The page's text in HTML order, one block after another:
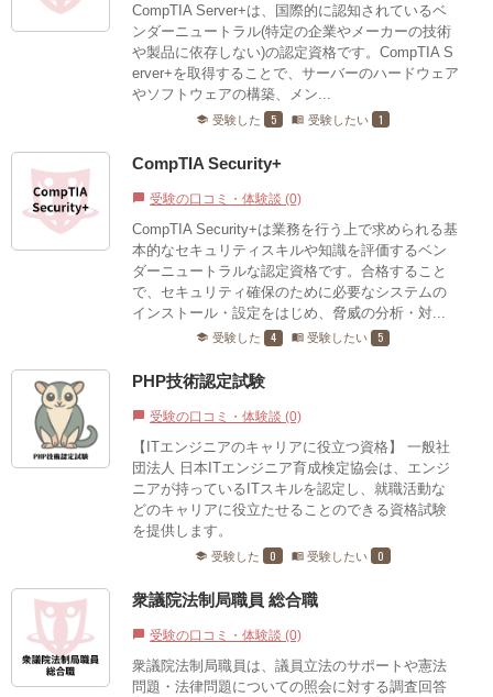
CompTIA Server+は、国際的に認知されているベ
ンダーニュートラル(特定の企業やメーカーの技術
や製品に依存しない)の認定資格です。CompTIA S
erver+を取得することで、サーバーのハードウェア
やソフトウェアの構築、メン...
school 受験した 5 menu_book 受験したい 1
CompTIA Security+
chat_bubble 受験の口コミ・体験談 (0)
CompTIA Security+は業務を行う上で求められる基
本的なセキュリティスキルや知識を評価するベン
ダーニュートラルな認定資格です。合格すること
で、セキュリティ確保のために必要なシステムの
インストール・設定をはじめ、脅威の分析・対...
school 受験した 4 menu_book 受験したい 5
PHP技術認定試験
chat_bubble 受験の口コミ・体験談 (0)
【ITエンジニアのキャリアに役立つ資格】 一般社
団法人 日本ITエンジニア育成検定協会は、エンジ
ニアが持っているITスキルを認定し、就職活動な
どのキャリアに役立たせることのできる資格試験
を提供します。
school 受験した 0 menu_book 受験したい 0
衆議院法制局職員 総合職
chat_bubble 受験の口コミ・体験談 (0)
衆議院法制局職員は、議員立法のサポートや憲法
問題・法律問題についての照会に対する調査回答